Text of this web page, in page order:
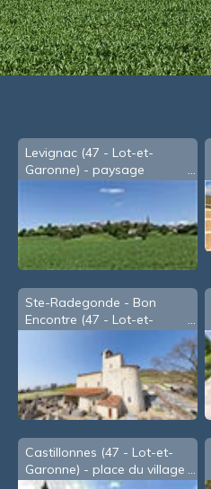
Levignac (47 - Lot-et-
Garonne) - paysage
Ste-Radegonde - Bon
Encontre (47 - Lot-et-
Castillonnes (47 - Lot-et-
Garonne) - place du village